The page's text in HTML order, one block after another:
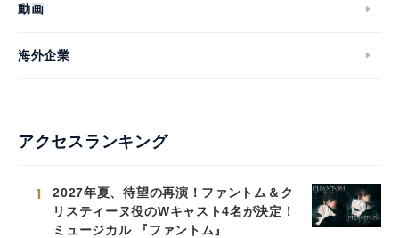
動画
海外企業
アクセスランキング
1
2027年夏、待望の再演！ファントム＆ク
リスティーヌ役のWキャスト4名が決定！
ミュージカル 『ファントム』